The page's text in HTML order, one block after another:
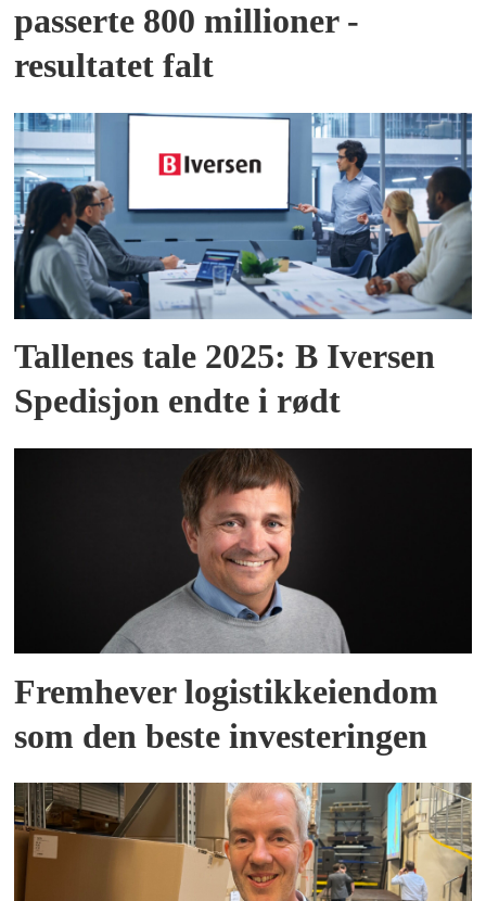
passerte 800 millioner -
resultatet falt
Tallenes tale 2025: B Iversen
Spedisjon endte i rødt
Fremhever logistikkeiendom
som den beste investeringen